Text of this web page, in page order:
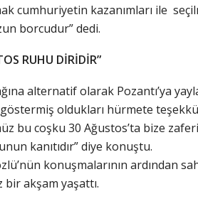
cumhuriyetin kazanımları ile
borcudur” dedi.
RUHU DİRİDİR”
alternatif olarak Pozantı’ya
göstermiş oldukları hürmete
bu coşku 30 Ağustos’ta bize
kanıtıdır” diye konuştu.
konuşmalarının ardından
akşam yaşattı.